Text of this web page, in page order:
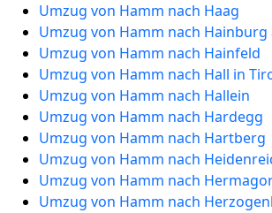
Umzug von Hamm nach Haag
Umzug von Hamm nach
Umzug von Hamm nach Hainfeld
Umzug von Hamm nach Hall in
Umzug von Hamm nach Hallein
Umzug von Hamm nach Hardegg
Umzug von Hamm nach Hartberg
Umzug von Hamm nach
Umzug von Hamm nach
Umzug von Hamm nach